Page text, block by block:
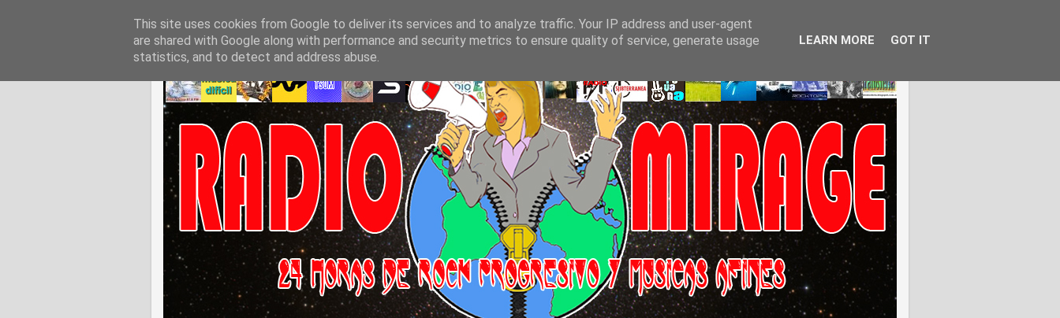
This site uses cookies from Google to deliver its services and to analyze traffic. Your IP address and user-agent
are shared with Google along with performance and security metrics to ensure quality of service, generate usage
statistics, and to detect and address abuse.
LEARN MORE GOT IT